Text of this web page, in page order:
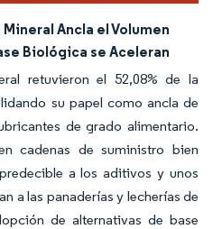
Ancla el Volumen
Biológica se Aceleran
retuvieron el 52,08% de la
su papel como ancla de
de grado alimentario.
cadenas de suministro bien
a los aditivos y unos
a las panaderías y lecherías de
de alternativas de base